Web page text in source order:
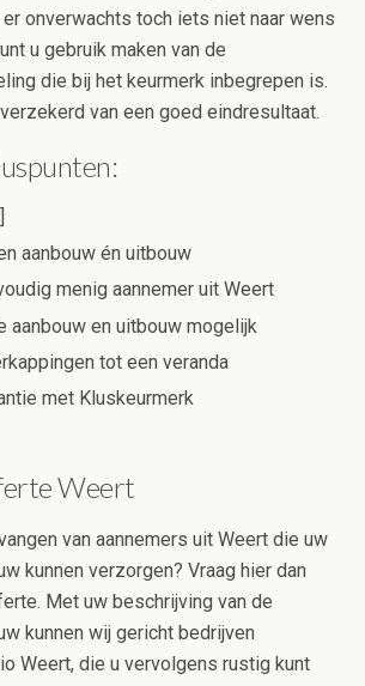
onverwachts toch iets niet naar wens
u gebruik maken van de
die bij het keurmerk inbegrepen is.
van een goed eindresultaat.
aanbouw én uitbouw
menig aannemer uit Weert
aanbouw en uitbouw mogelijk
tot een veranda
met Kluskeurmerk
Weert
van aannemers uit Weert die uw
kunnen verzorgen? Vraag hier dan
Met uw beschrijving van de
kunnen wij gericht bedrijven
Weert, die u vervolgens rustig kunt